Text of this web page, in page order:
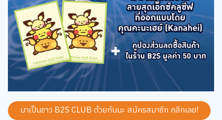
มาเป็นชาว B2S CLUB ด้วยกันนะ สมัครสมาชิก คลิกเลย!